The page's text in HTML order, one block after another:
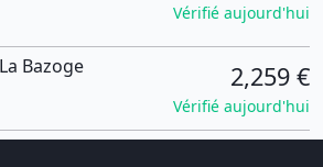
Vérifié aujourd'hui
Bazoge 2,259 €
Vérifié aujourd'hui